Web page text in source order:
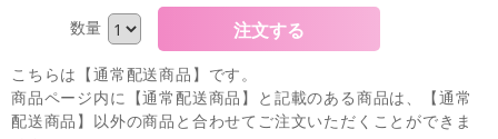
数量
こちらは【通常配送商品】です。
商品ページ内に【通常配送商品】と記載のある商品は、【通常
配送商品】以外の商品と合わせてご注文いただくことができま